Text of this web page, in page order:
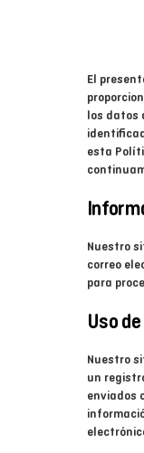
El
los datos
esta
Nuestro
correo
para
Uso
Nuestro
un
enviados